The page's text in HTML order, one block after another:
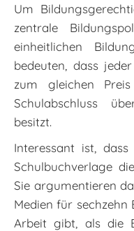
Um
zentrale
einheitlichen
bedeuten, dass
zum gleichen
Schulabschluss
besitzt.
Interessant ist,
Schulbuchverlage
Sie argumentieren
Medien für sechzehn
Arbeit gibt, als die